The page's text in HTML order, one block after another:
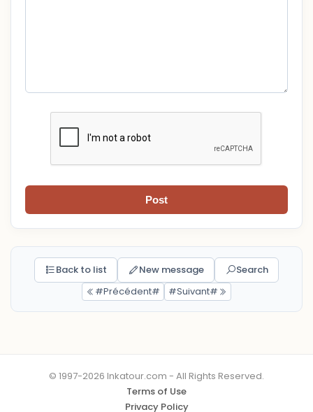
Post
Back to list New message
Search
#Précédent#
#Suivant#
© 1997-2026 Inkatour.com - All Rights Reserved.
Terms of Use
Privacy Policy